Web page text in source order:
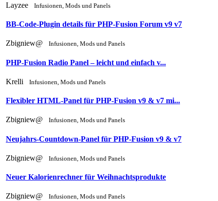
Layzee Infusionen, Mods und Panels
BB-Code-Plugin details für PHP-Fusion Forum v9 v7
Zbigniew@ Infusionen, Mods und Panels
PHP-Fusion Radio Panel – leicht und einfach v...
Krelli Infusionen, Mods und Panels
Flexibler HTML-Panel für PHP-Fusion v9 & v7 mi...
Zbigniew@ Infusionen, Mods und Panels
Neujahrs-Countdown-Panel für PHP-Fusion v9 & v7
Zbigniew@ Infusionen, Mods und Panels
Neuer Kalorienrechner für Weihnachtsprodukte
Zbigniew@ Infusionen, Mods und Panels